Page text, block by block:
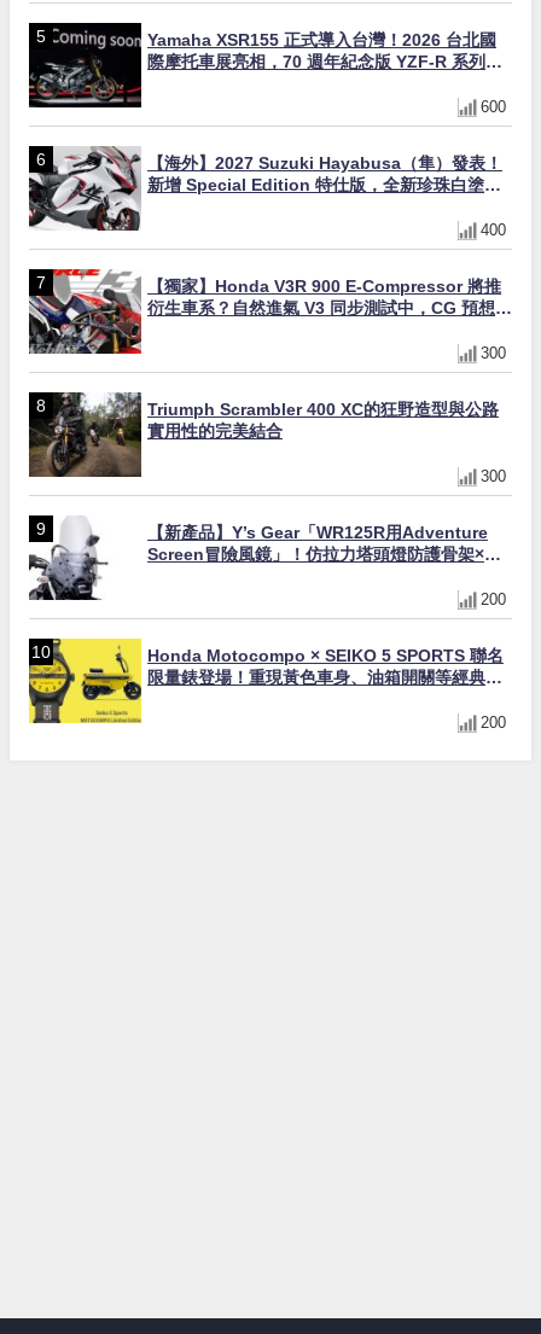
Yamaha XSR155 正式導入台灣！2026 台北國
際摩托車展亮相，70 週年紀念版 YZF-R 系列限
600
【海外】2027 Suzuki Hayabusa（隼）發表！
新增 Special Edition 特仕版，全新珍珠白塗裝
400
【獨家】Honda V3R 900 E-Compressor 將推
衍生車系？自然進氣 V3 同步測試中，CG 預想曝
300
Triumph Scrambler 400 XC的狂野造型與公路
實用性的完美結合
300
【新產品】Y’s Gear「WR125R用Adventure
Screen冒險風鏡」！仿拉力塔頭燈防護骨架×大
200
Honda Motocompo × SEIKO 5 SPORTS 聯名
限量錶登場！重現黃色車身、油箱開關等經典設
200